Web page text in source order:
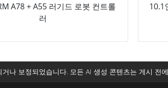
A78 + A55 러기드 로봇 컨트롤
러
10.1
나 보정되었습니다. 모든 AI 생성 콘텐츠는 게시 전